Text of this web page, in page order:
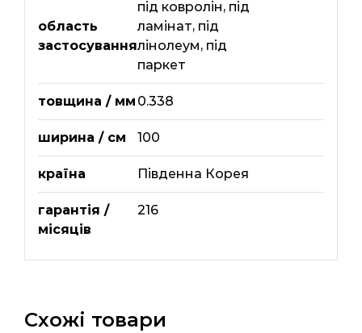
область
застосування
під ковролін, під
ламінат, під
лінолеум, під
паркет
товщина / мм 0.338
ширина / см 100
країна Південна Корея
гарантія /
місяців
216
Схожі товари